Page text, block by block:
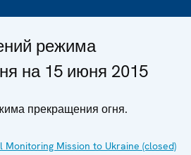
режима
на 15 июня 2015
прекращения огня.
Monitoring Mission to Ukraine (closed)